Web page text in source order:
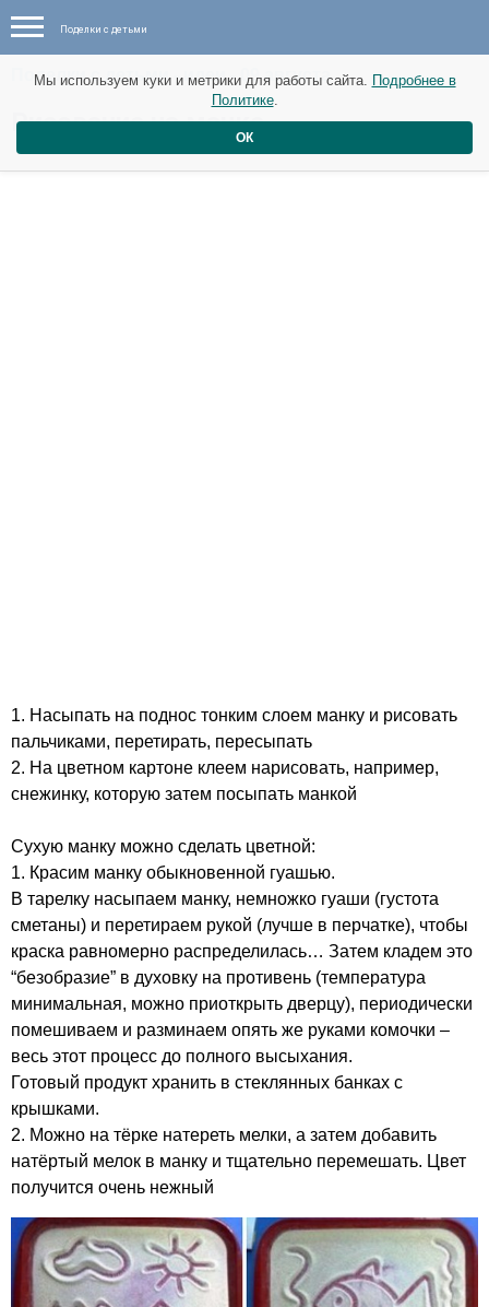
Поделки с детьми
Поделки с детьми - идеи - 09 августа
Рисование на манке
1. Насыпать на поднос тонким слоем манку и рисовать
пальчиками, перетирать, пересыпать
2. На цветном картоне клеем нарисовать, например,
снежинку, которую затем посыпать манкой
Сухую манку можно сделать цветной:
1. Красим манку обыкновенной гуашью.
В тарелку насыпаем манку, немножко гуаши (густота
сметаны) и перетираем рукой (лучше в перчатке), чтобы
краска равномерно распределилась… Затем кладем это
“безобразие” в духовку на противень (температура
минимальная, можно приоткрыть дверцу), периодически
помешиваем и разминаем опять же руками комочки –
весь этот процесс до полного высыхания.
Готовый продукт хранить в стеклянных банках с
крышками.
2. Можно на тёрке натереть мелки, а затем добавить
натёртый мелок в манку и тщательно перемешать. Цвет
получится очень нежный
Мы используем куки и метрики для работы сайта. Подробнее в
Политике.
ОК